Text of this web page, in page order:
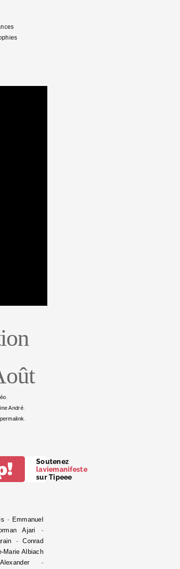
André.
permalink
Soutenez
laviemanifeste
sur Tipeee
- Emmanuel
Ajari
-
-Conrad
Marie Albiach
-